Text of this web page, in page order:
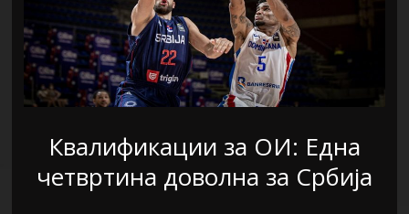
Квалификации за ОИ: Една
четвртина доволна за Србија